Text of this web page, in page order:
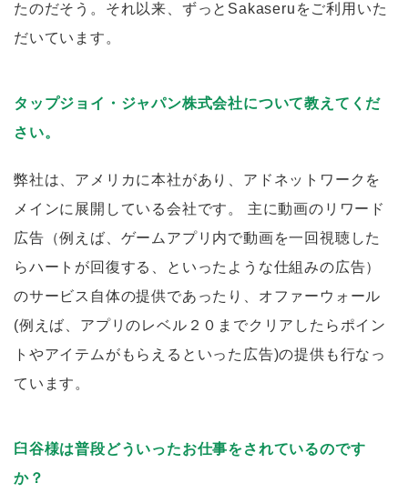
たのだそう。それ以来、ずっとSakaseruをご利用いた
だいています。
タップジョイ・ジャパン株式会社について教えてくだ
さい。
弊社は、アメリカに本社があり、アドネットワークを
メインに展開している会社です。 主に動画のリワード
広告（例えば、ゲームアプリ内で動画を一回視聴した
らハートが回復する、といったような仕組みの広告）
のサービス自体の提供であったり、オファーウォール
(例えば、アプリのレベル２０までクリアしたらポイン
トやアイテムがもらえるといった広告)の提供も行なっ
ています。
臼谷様は普段どういったお仕事をされているのです
か？